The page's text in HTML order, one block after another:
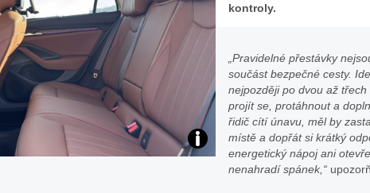
Prostorná
kontroly.
„Pravidelné přestávky
součást bezpečné cesty.
nejpozději po dvou až třech
projít se, protáhnout a
řidič cítí únavu, měl by
místě a dopřát si krátký
energetický nápoj ani
nenahradí spánek,“